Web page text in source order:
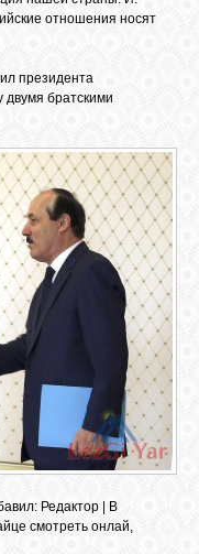
отношения носят
президента
братскими
: Редактор
В
смотреть онлай,